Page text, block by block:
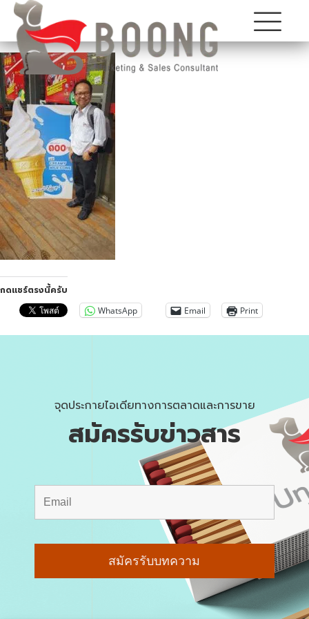
กดแชร์ตรงนี้ครับ
WhatsApp Email Print
จุดประกายไอเดียทางการตลาดและการขาย
สมัครรับข่าวสาร